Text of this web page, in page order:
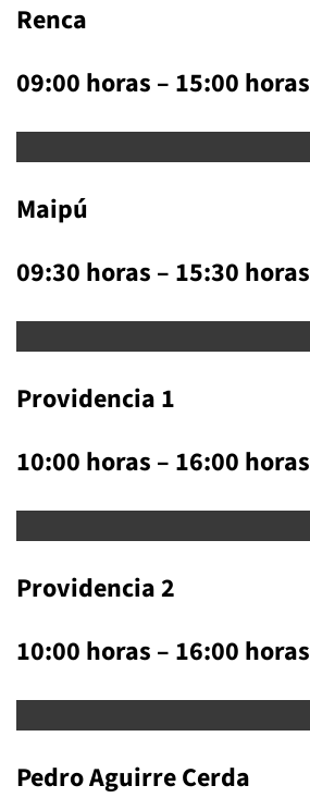
Renca
09:00 horas – 15:00 horas
Maipú
09:30 horas – 15:30 horas
Providencia 1
10:00 horas – 16:00 horas
Providencia 2
10:00 horas – 16:00 horas
Pedro Aguirre Cerda